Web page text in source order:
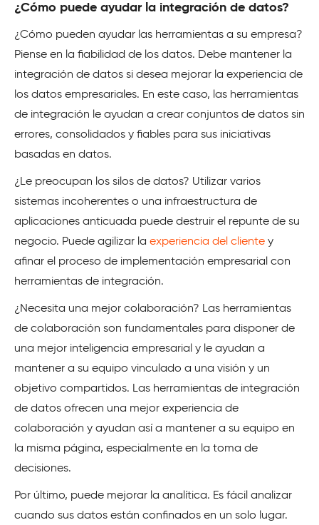
¿Cómo puede ayudar la integración de datos?
¿Cómo pueden ayudar las herramientas a su empresa?
Piense en la fiabilidad de los datos. Debe mantener la
integración de datos si desea mejorar la experiencia de
los datos empresariales. En este caso, las herramientas
de integración le ayudan a crear conjuntos de datos sin
errores, consolidados y fiables para sus iniciativas
basadas en datos.
¿Le preocupan los silos de datos? Utilizar varios
sistemas incoherentes o una infraestructura de
aplicaciones anticuada puede destruir el repunte de su
negocio. Puede agilizar la experiencia del cliente y
afinar el proceso de implementación empresarial con
herramientas de integración.
¿Necesita una mejor colaboración? Las herramientas
de colaboración son fundamentales para disponer de
una mejor inteligencia empresarial y le ayudan a
mantener a su equipo vinculado a una visión y un
objetivo compartidos. Las herramientas de integración
de datos ofrecen una mejor experiencia de
colaboración y ayudan así a mantener a su equipo en
la misma página, especialmente en la toma de
decisiones.
Por último, puede mejorar la analítica. Es fácil analizar
cuando sus datos están confinados en un solo lugar.